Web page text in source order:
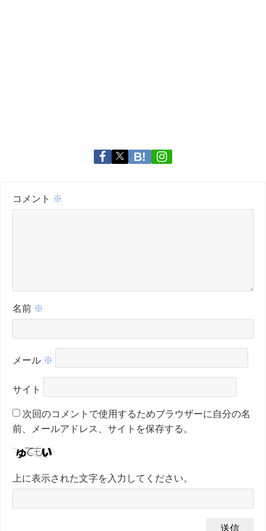
コメント ※
名前 ※
メール ※
サイト
次回のコメントで使用するためブラウザーに自分の名
前、メールアドレス、サイトを保存する。
上に表示された文字を入力してください。